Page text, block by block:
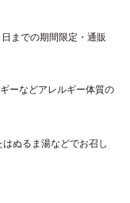
までの期間限定・通販
ーなどアレルギー体質の
ぬるま湯などでお召し